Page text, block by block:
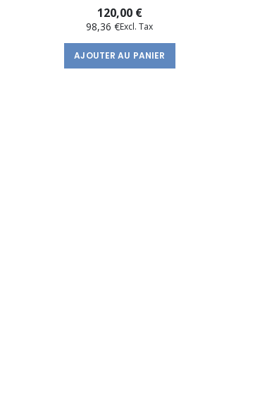
120,00 €
98,36 €
AJOUTER AU PANIER